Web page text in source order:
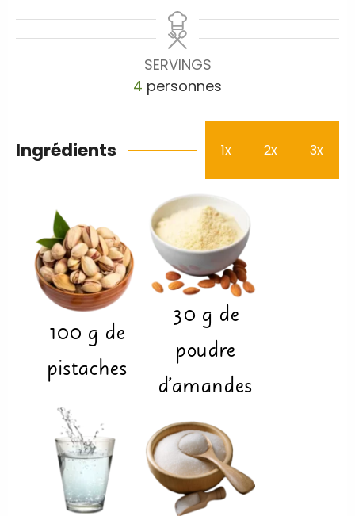
SERVINGS
4 personnes
Ingrédients 1x 2x 3x
100 g de
pistaches
30 g de
poudre
d'amandes